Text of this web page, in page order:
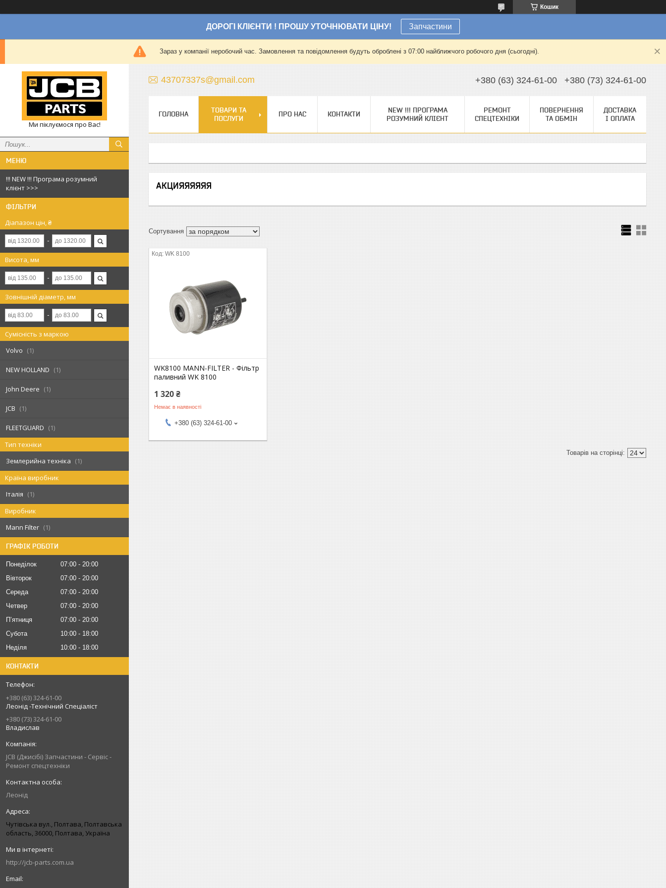
Кошик
ДОРОГІ КЛІЄНТИ ! ПРОШУ УТОЧНЮВАТИ ЦІНУ! Запчастини
Зараз у компанії неробочий час. Замовлення та повідомлення будуть оброблені з 07:00 найближчого робочого дня (сьогодні).
Ми піклуємося про Вас!
!!! NEW !!! Програма розумний
клієнт >>>
ФІЛЬТРИ
Діапазон цін, ₴
Висота, мм
Зовнішній діаметр, мм
Сумісність з маркою
Volvo
1
NEW HOLLAND 1
John Deere 1
JCB 1
FLEETGUARD
1
Тип техніки
Землерийна техніка
1
Країна виробник
Італія
1
Виробник
Mann Filter
1
ГРАФІК РОБОТИ
Понеділок 07:00
20:00
Вівторок
07:00
20:00
Середа
07:00
20:00
Четвер
07:00
20:00
Пʼятниця
07:00
20:00
Субота
10:00
18:00
Неділя
10:00 18:00
КОНТАКТИ
+380 (63) 324-61-00
Леонід -Технічний Спеціаліст
+380 (73) 324-61-00
Владислав
JCB (Джисібі) Запчастини - Сервіс -
Ремонт спецтехніки
Леонід
Чутівська вул., Полтава, Полтавська
область, 36000, Полтава, Україна
http://jcb-parts.com.ua
43707337s@gmail.com +380 (63) 324-61-00 +380 (73) 324-61-00
ГОЛОВНА
ТОВАРИ ТА
ПОСЛУГИ
ПРО НАС КОНТАКТИ
NEW !!! ПРОГРАМА
РОЗУМНИЙ КЛІЄНТ
РЕМОНТ
СПЕЦТЕХНІКИ
ПОВЕРНЕННЯ
ТА ОБМІН
ДОСТАВКА
І ОПЛАТА
АКЦИЯЯЯЯЯЯ
WK 8100
WK8100 MANN-FILTER - Фільтр
паливний WK 8100
1 320 ₴
Немає в наявності
+380 (63) 324-61-00